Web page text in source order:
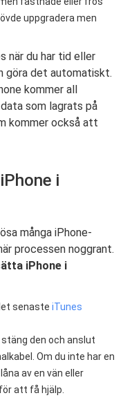
uppgradera men
när du har tid eller
göra det automatiskt.
kommer all
som lagrats på
kommer också att
i
många iPhone-
processen noggrant.
iPhone i
senasteiTunes
den och anslut
Om du inte har en
av en vän eller
att få hjälp.